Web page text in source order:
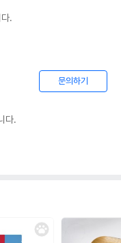
.
문의하기
다.